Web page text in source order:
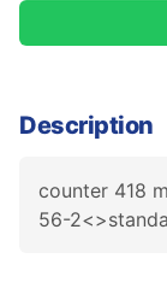
Description
counter 418
56-